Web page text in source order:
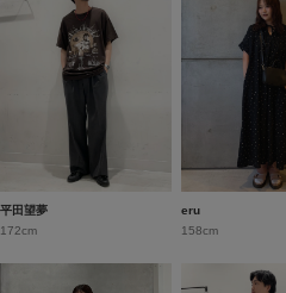
平田望夢
172cm
eru
158cm